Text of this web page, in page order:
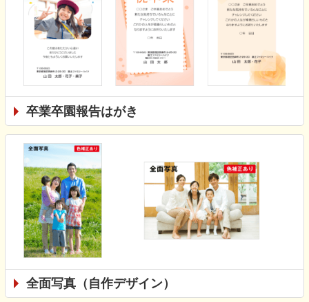
卒業卒園報告はがき
全面写真（自作デザイン）